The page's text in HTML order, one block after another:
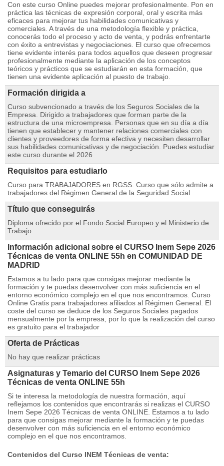
Con este curso Online puedes mejorar profesionalmente. Pon en
práctica las técnicas de expresión corporal, oral y escrita más
eficaces para mejorar tus habilidades comunicativas y
comerciales. A través de una metodología flexible y práctica,
conocerás todo el proceso y acto de venta, y podrás enfrentarte
con éxito a entrevistas y negociaciones. El curso que ofrecemos
tiene evidente interés para todos aquellos que deseen progresar
profesionalmente mediante la aplicación de los conceptos
teóricos y prácticos que se estudiarán en esta formación, que
tienen una evidente aplicación al puesto de trabajo.
Formación dirigida a
Curso subvencionado a través de los Seguros Sociales de la
Empresa. Dirigido a trabajadores que forman parte de la
estructura de una microempresa. Personas que en su día a día
tienen que establecer y mantener relaciones comerciales con
clientes y proveedores de forma efectiva y necesiten desarrollar
sus habilidades comunicativas y de negociación. Puedes estudiar
este curso durante el 2026
Requisitos para estudiarlo
Curso para TRABAJADORES en RGSS. Curso que sólo admite a
trabajadores del Régimen General de la Seguridad Social
Título que conseguirás
Diploma ofrecido por el Fondo Social Europeo y el Ministerio de
Trabajo
Información adicional sobre el CURSO Inem Sepe 2026
Técnicas de venta ONLINE 55h en COMUNIDAD DE
MADRID
Estamos a tu lado para que consigas mejorar mediante la
formación y te puedas desenvolver con más suficiencia en el
entorno económico complejo en el que nos encontramos. Curso
Online Gratis para trabajadores afiliados al Régimen General. El
coste del curso se deduce de los Seguros Sociales pagados
mensualmente por la empresa, por lo que la realización del curso
es gratuito para el trabajador
Oferta de Prácticas
No hay que realizar prácticas
Asignaturas y Temario del CURSO Inem Sepe 2026
Técnicas de venta ONLINE 55h
Si te interesa la metodología de nuestra formación, aquí
reflejamos los contenidos que encontrarás si realizas el CURSO
Inem Sepe 2026 Técnicas de venta ONLINE. Estamos a tu lado
para que consigas mejorar mediante la formación y te puedas
desenvolver con más suficiencia en el entorno económico
complejo en el que nos encontramos.
Contenidos del Curso INEM Técnicas de venta: